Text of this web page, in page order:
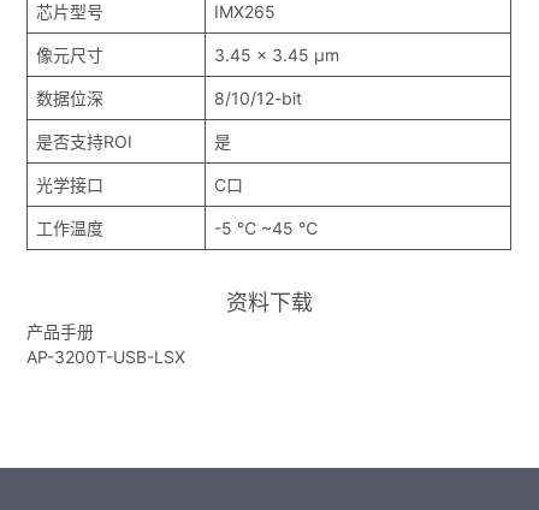
芯片型号 IMX265
像元尺寸 3.45 x 3.45 μm
数据位深 8/10/12-bit
是否支持ROI 是
光学接口 C口
工作温度 -5 ℃ ~45 ℃
资料下载
产品手册
AP-3200T-USB-LSX